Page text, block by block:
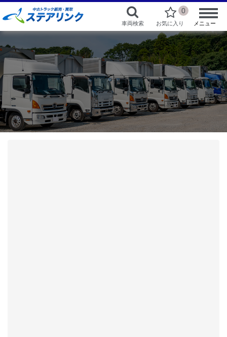
車両検索
0
お気に入り メニュー